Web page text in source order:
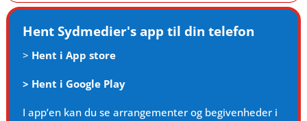
Hent Sydmedier's app til din telefon
> Hent i App store
> Hent i Google Play
I app’en kan du se arrangementer og begivenheder i